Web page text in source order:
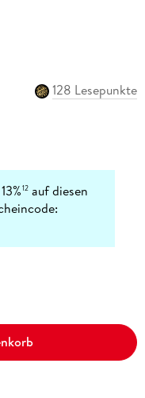
128 Lesepunkte
12 auf diesen